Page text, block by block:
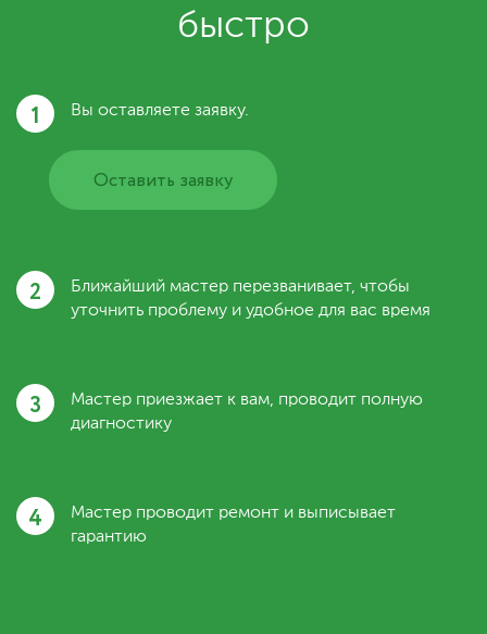
быстро
1 Вы оставляете заявку.
Оставить заявку
2
Ближайший мастер перезванивает, чтобы
уточнить проблему и удобное для вас время
3
Мастер приезжает к вам, проводит полную
диагностику
4
Мастер проводит ремонт и выписывает
гарантию